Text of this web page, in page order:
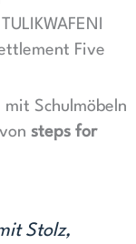
Five
Schulmöbeln
steps for
Stolz,